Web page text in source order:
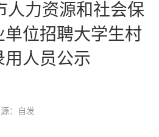
人力资源和社会保
单位招聘大学生村
用人员公示
：自发